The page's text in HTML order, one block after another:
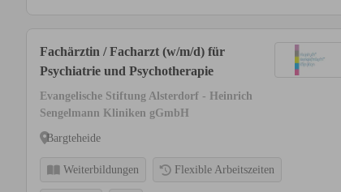
Fachärztin / Facharzt (w/m/d) für
Psychiatrie und Psychotherapie
Evangelische Stiftung Alsterdorf - Heinrich
Sengelmann Kliniken gGmbH
Bargteheide
Weiterbildungen Flexible Arbeitszeiten